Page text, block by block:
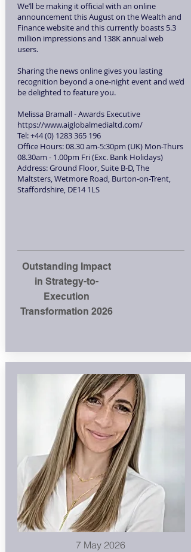
We’ll be making it official with an online
announcement this August on the Wealth and
Finance website and this currently boasts 5.3
million impressions and 138K annual web
users.
Sharing the news online gives you lasting
recognition beyond a one-night event and we’d
be delighted to feature you.
Melissa Bramall - Awards Executive
https://www.aiglobalmedialtd.com/
Tel:+44 (0) 1283 365 196
Office Hours: 08.30 am-5:30pm (UK) Mon-Thurs
08.30am - 1.00pm Fri (Exc. Bank Holidays)
Address: Ground Floor, Suite B-D, The
Maltsters, Wetmore Road, Burton-on-Trent,
Staffordshire, DE14 1LS
Outstanding Impact
in Strategy-to-
Execution
Transformation 2026
7 May 2026